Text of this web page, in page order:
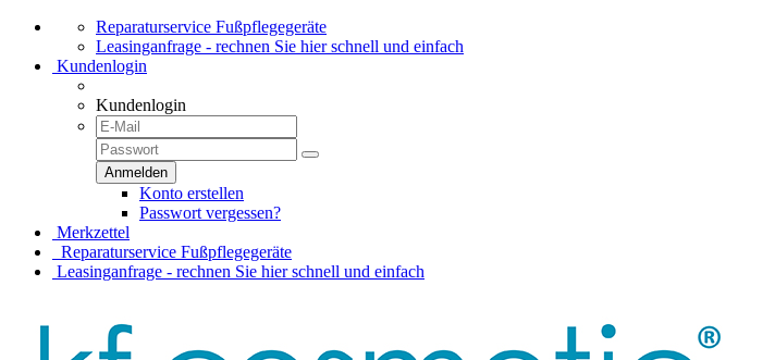
Reparaturservice Fußpflegegeräte
Leasinganfrage - rechnen Sie hier schnell und einfach
Kundenlogin
Kundenlogin
Konto erstellen
Passwort vergessen?
Merkzettel
Reparaturservice Fußpflegegeräte
Leasinganfrage - rechnen Sie hier schnell und einfach